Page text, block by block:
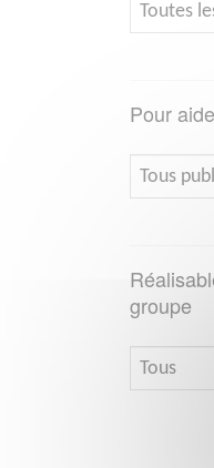
Pour
groupe